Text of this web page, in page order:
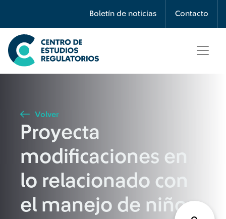
Boletín de noticias Contacto
Búsqueda
Seleccione país
Buscar
Volver
Proyecta
modificaciones en
lo relacionado con
el manejo de niños